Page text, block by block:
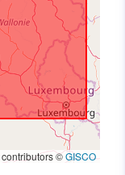
contributors ©GISCO